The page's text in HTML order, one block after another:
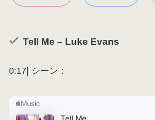
Tell Me – Luke Evans
0:17| シーン：